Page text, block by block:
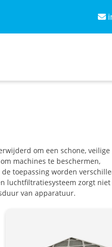
om een schone, veilige
machines te beschermen,
toepassing worden
luchtfiltratiesysteem zorgt niet
van apparatuur.